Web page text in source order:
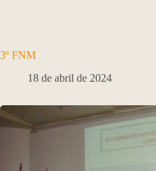
3º FNM
18 de abril de 2024